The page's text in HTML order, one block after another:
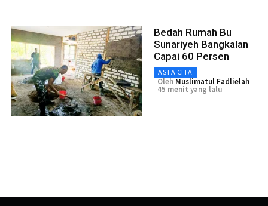
Bedah Rumah Bu
Sunariyeh Bangkalan
Capai 60 Persen
ASTA CITA
Oleh Muslimatul Fadlielah
45 menit yang lalu